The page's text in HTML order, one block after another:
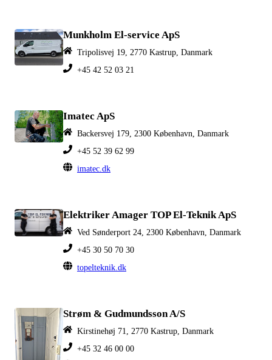
Munkholm El-service ApS
Tripolisvej 19, 2770 Kastrup, Danmark
+45 42 52 03 21
Imatec ApS
Backersvej 179, 2300 København, Danmark
+45 52 39 62 99
imatec.dk
Elektriker Amager TOP El-Teknik ApS
Ved Sønderport 24, 2300 København, Danmark
+45 30 50 70 30
topelteknik.dk
Strøm & Gudmundsson A/S
Kirstinehøj 71, 2770 Kastrup, Danmark
+45 32 46 00 00